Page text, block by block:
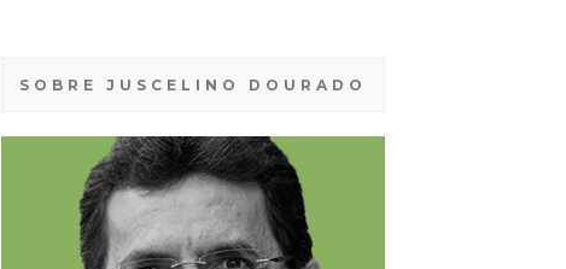
SOBRE JUSCELINO DOURADO